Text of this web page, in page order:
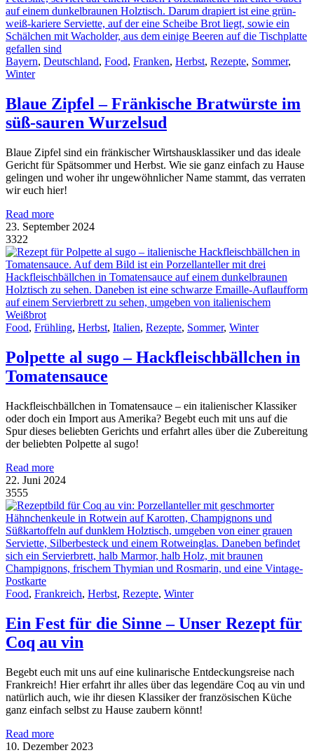
Bayern, Deutschland, Food, Franken, Herbst, Rezepte, Sommer,
Winter
Blaue Zipfel – Fränkische Bratwürste im
süß-sauren Wurzelsud
Blaue Zipfel sind ein fränkischer Wirtshausklassiker und das ideale
Gericht für Spätsommer und Herbst. Wie sie ganz einfach zu Hause
gelingen und woher ihr ungewöhnlicher Name stammt, das verraten
wir euch hier!
Read more
23. September 2024
3322
Food, Frühling, Herbst, Italien, Rezepte, Sommer, Winter
Polpette al sugo – Hackfleischbällchen in
Tomatensauce
Hackfleischbällchen in Tomatensauce – ein italienischer Klassiker
oder doch ein Import aus Amerika? Begebt euch mit uns auf die
Spur dieses beliebten Gerichts und erfahrt alles über die Zubereitung
der beliebten Polpette al sugo!
Read more
22. Juni 2024
3555
Food, Frankreich, Herbst, Rezepte, Winter
Ein Fest für die Sinne – Unser Rezept für
Coq au vin
Begebt euch mit uns auf eine kulinarische Entdeckungsreise nach
Frankreich! Hier erfahrt ihr alles über das legendäre Coq au vin und
natürlich auch, wie ihr diesen Klassiker der französischen Küche
ganz einfach selbst zu Hause zaubern könnt!
Read more
10. Dezember 2023